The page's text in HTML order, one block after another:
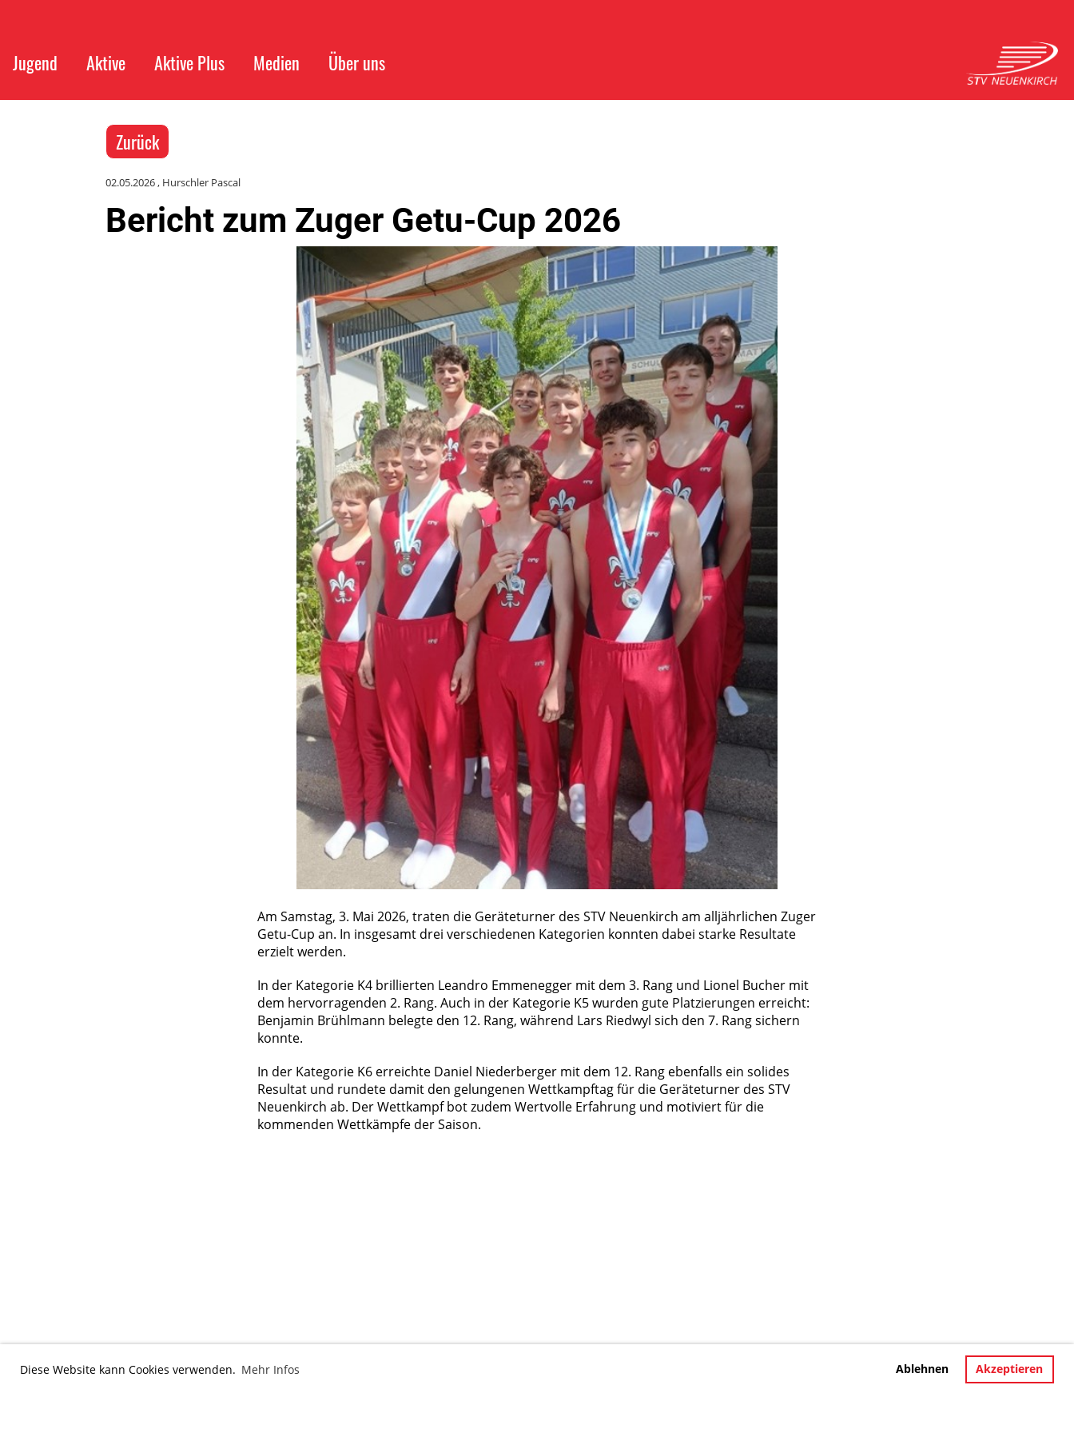
Diese Website kann Cookies verwenden. Mehr Infos Ablehnen Akzeptieren
Jugend Aktive Aktive Plus Medien Über uns
Zurück
02.05.2026, Hurschler Pascal
Bericht zum Zuger Getu-Cup 2026
Am Samstag, 3. Mai 2026, traten die Geräteturner des STV Neuenkirch am alljährlichen Zuger
Getu-Cup an. In insgesamt drei verschiedenen Kategorien konnten dabei starke Resultate
erzielt werden.
In der Kategorie K4 brillierten Leandro Emmenegger mit dem 3. Rang und Lionel Bucher mit
dem hervorragenden 2. Rang. Auch in der Kategorie K5 wurden gute Platzierungen erreicht:
Benjamin Brühlmann belegte den 12. Rang, während Lars Riedwyl sich den 7. Rang sichern
konnte.
In der Kategorie K6 erreichte Daniel Niederberger mit dem 12. Rang ebenfalls ein solides
Resultat und rundete damit den gelungenen Wettkampftag für die Geräteturner des STV
Neuenkirch ab. Der Wettkampf bot zudem Wertvolle Erfahrung und motiviert für die
kommenden Wettkämpfe der Saison.